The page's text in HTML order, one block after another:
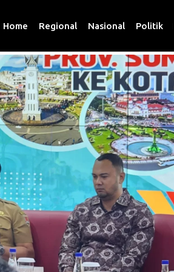
Home Regional Nasional Politik